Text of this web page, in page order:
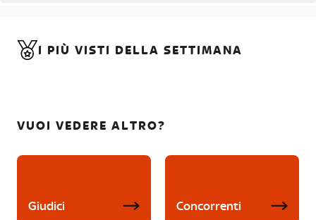
I PIÙ VISTI DELLA SETTIMANA
VUOI VEDERE ALTRO?
Giudici Concorrenti